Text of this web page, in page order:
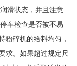
滑状态，并且注意
车检查是否被不易
粉碎机的给料均匀，
求。如果超过规定尺